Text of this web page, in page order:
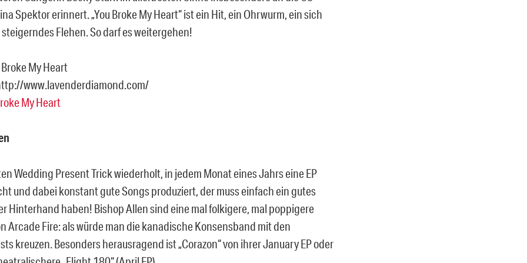
Spektor erinnert. „You Broke My Heart“ ist ein Hit, ein Ohrwurm, ein sich
Flehen. So darf es weitergehen!
My Heart
www.lavenderdiamond.com/
My Heart
Wedding Present Trick wiederholt, in jedem Monat eines Jahrs eine EP
und dabei konstant gute Songs produziert, der muss einfach ein gutes
Hinterhand haben! Bishop Allen sind eine mal folkigere, mal poppigere
Arcade Fire: als würde man die kanadische Konsensband mit den
kreuzen. Besonders herausragend ist „Corazon“ von ihrer January EP oder